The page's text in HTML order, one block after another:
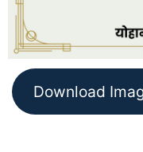
Download